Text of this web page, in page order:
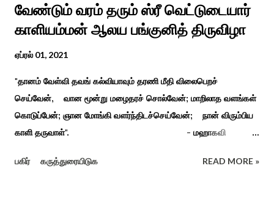
வேண்டும் வரம் தரும் ஸ்ரீ வெட்டுடையார்
காளியம்மன் ஆலய பங்குனித் திருவிழா
ஏப்ரல் 01, 2021
"தானம் வேள்வி தவங் கல்வியாவும் தரணி மீதி விலைபெறச்
செய்வேன், வான மூன்று மழைதரச் சொல்வேன்; மாறிலாத வளங்கள்
கொடுப்பேன்; ஞான மோங்கி வளர்ந்திடச்செய்வேன்; நான் விரும்பிய
காளி தருவாள்". - மஹாகவி
கொல்லங்குடி கிராம பக்தரின் கனவில் அய்யனார் தோன்றி
பகிர் கருத்துரையிடுக READ MORE »